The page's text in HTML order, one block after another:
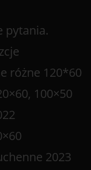
pytania.
różne 120*60
100×50
2023